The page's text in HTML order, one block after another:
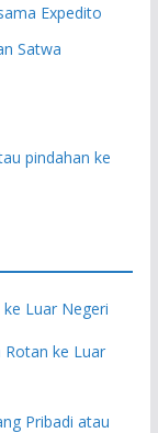
Expedito
Satwa
pindahan ke
Luar Negeri
Rotan ke Luar
Pribadi atau